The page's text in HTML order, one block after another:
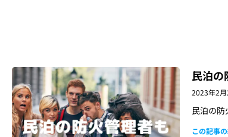
民泊
2023年2月
民泊の防
この記事